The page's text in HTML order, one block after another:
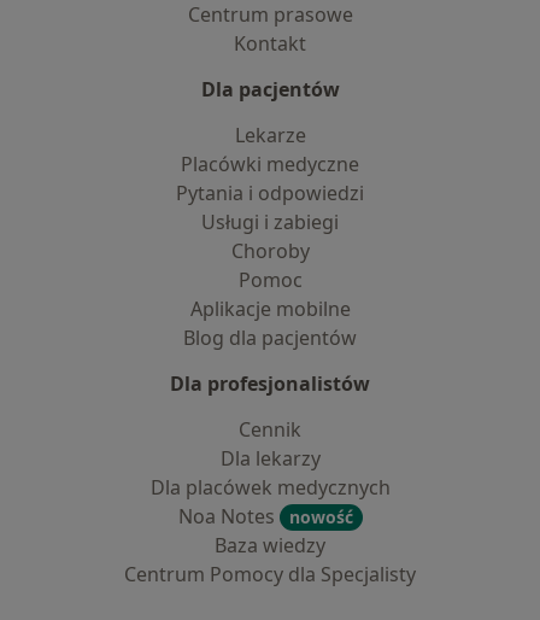
Centrum prasowe
Kontakt
Dla pacjentów
Lekarze
Placówki medyczne
Pytania i odpowiedzi
Usługi i zabiegi
Choroby
Pomoc
Aplikacje mobilne
Blog dla pacjentów
Dla profesjonalistów
Cennik
Dla lekarzy
Dla placówek medycznych
Noa Notes
nowość
Baza wiedzy
Centrum Pomocy dla Specjalisty